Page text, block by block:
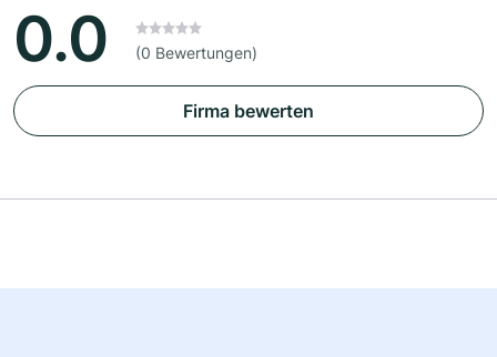
0.0 (0 Bewertungen)
Firma bewerten